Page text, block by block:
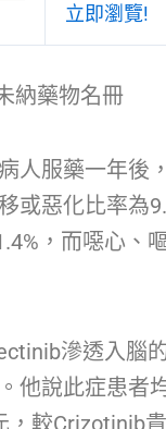
立即瀏覽!
納藥物名冊
人服藥一年後
或惡化比率為
，而噁心、
滲透入腦
他說此症患者
，較Crizotinib